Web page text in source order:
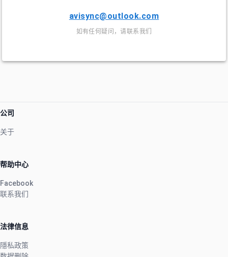
avisync@outlook.com
如有任何疑问，请联系我们
公司
关于
帮助中心
Facebook
联系我们
法律信息
隱私政策